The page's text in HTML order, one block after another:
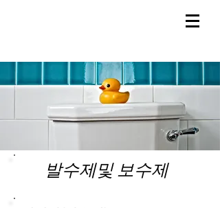
기타방수제보러가기
>>>
발수제및 보수제